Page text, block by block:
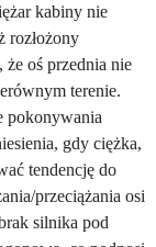
kabiny nie
rozłożony
oś przednia nie
terenie.
pokonywania
gdy ciężka,
tendencję do
przeciążania osi
silnika pod